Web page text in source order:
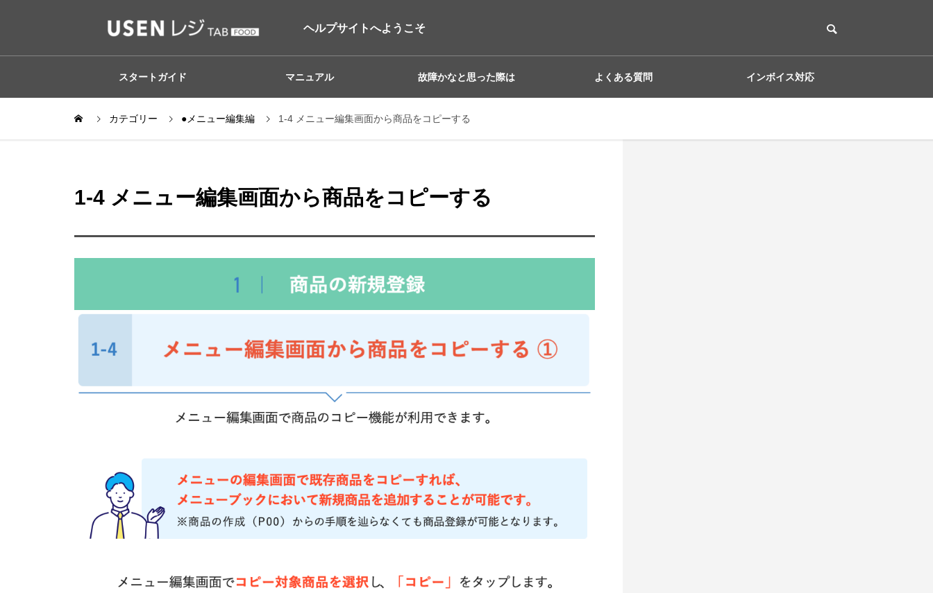
ヘルプサイトへようこそ
スタートガイド マニュアル 故障かなと思った際は よくある質問 インボイス対応
カテゴリー ●メニュー編集編 1-4 メニュー編集画面から商品をコピーする
1-4 メニュー編集画面から商品をコピーする